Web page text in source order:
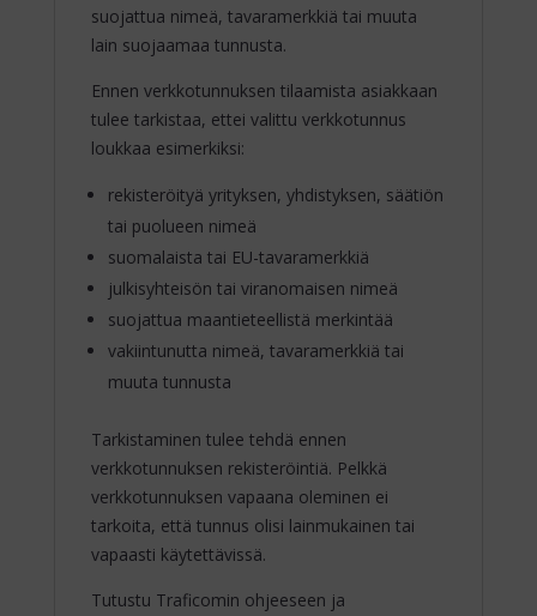
suojattua nimeä, tavaramerkkiä tai muuta
lain suojaamaa tunnusta.
Ennen verkkotunnuksen tilaamista asiakkaan
tulee tarkistaa, ettei valittu verkkotunnus
loukkaa esimerkiksi:
rekisteröityä yrityksen, yhdistyksen, säätiön
tai puolueen nimeä
suomalaista tai EU-tavaramerkkiä
julkisyhteisön tai viranomaisen nimeä
suojattua maantieteellistä merkintää
vakiintunutta nimeä, tavaramerkkiä tai
muuta tunnusta
Tarkistaminen tulee tehdä ennen
verkkotunnuksen rekisteröintiä. Pelkkä
verkkotunnuksen vapaana oleminen ei
tarkoita, että tunnus olisi lainmukainen tai
vapaasti käytettävissä.
Tutustu Traficomin ohjeeseen ja